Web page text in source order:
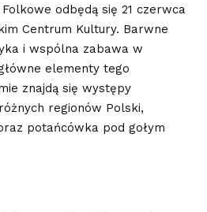
odbędą się 21 czerwca
Centrum Kultury. Barwne
i wspólna zabawa w
elementy tego
znajdą się występy
regionów Polski,
potańcówka pod gołym